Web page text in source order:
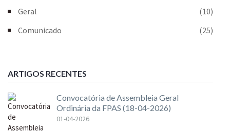
Geral
(10)
Comunicado
(25)
ARTIGOS RECENTES
Convocatória de Assembleia Geral
Ordinária da FPAS (18-04-2026)
01-04-2026